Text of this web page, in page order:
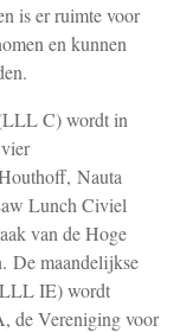
is er ruimte voor
en kunnen
C) wordt in
Nauta
Lunch Civiel
van de Hoge
De maandelijkse
IE) wordt
de Vereniging voor